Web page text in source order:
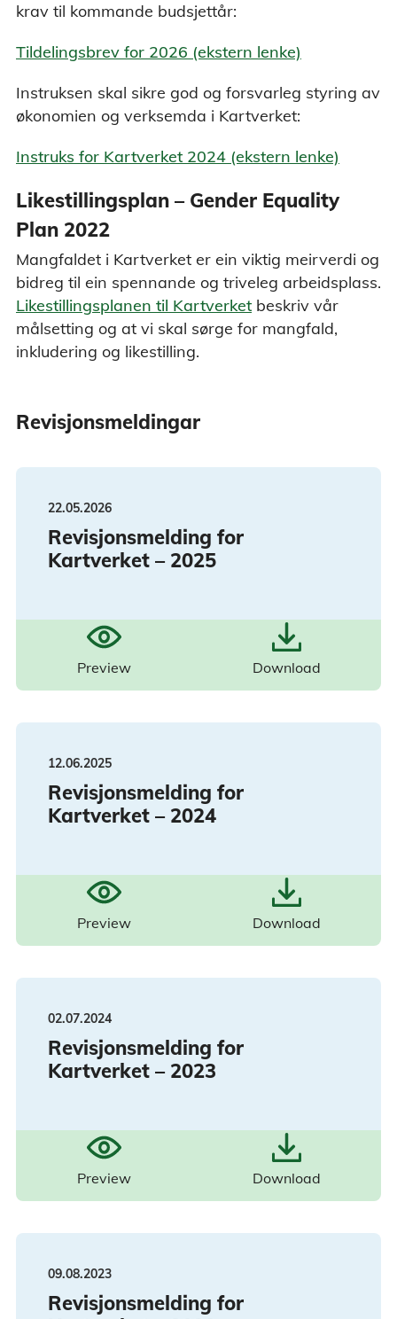
krav til kommande budsjettår:
Tildelingsbrev for 2026 (ekstern lenke)
Instruksen skal sikre god og forsvarleg styring av
økonomien og verksemda i Kartverket:
Instruks for Kartverket 2024 (ekstern lenke)
Likestillingsplan – Gender Equality
Plan 2022
Mangfaldet i Kartverket er ein viktig meirverdi og
bidreg til ein spennande og triveleg arbeidsplass.
Likestillingsplanen til Kartverket beskriv vår
målsetting og at vi skal sørge for mangfald,
inkludering og likestilling.
Revisjonsmeldingar
22.05.2026
Revisjonsmelding for
Kartverket – 2025
Preview Download
12.06.2025
Revisjonsmelding for
Kartverket – 2024
Preview Download
02.07.2024
Revisjonsmelding for
Kartverket – 2023
Preview Download
09.08.2023
Revisjonsmelding for